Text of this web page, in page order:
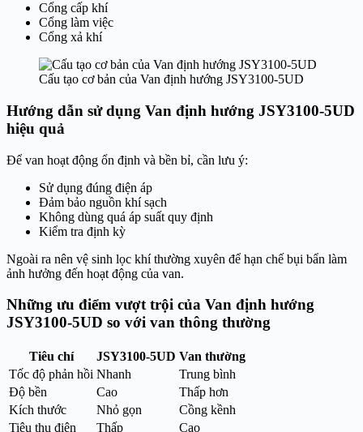
Cổng cấp khí
Cổng làm việc
Cổng xả khí
Cấu tạo cơ bản của Van định hướng JSY3100-5UD
Hướng dẫn sử dụng Van định hướng JSY3100-5UD
hiệu quả
Để van hoạt động ổn định và bền bỉ, cần lưu ý:
Sử dụng đúng điện áp
Đảm bảo nguồn khí sạch
Không dùng quá áp suất quy định
Kiểm tra định kỳ
Ngoài ra nên vệ sinh lọc khí thường xuyên để hạn chế bụi bẩn làm
ảnh hưởng đến hoạt động của van.
Những ưu điểm vượt trội của Van định hướng
JSY3100-5UD so với van thông thường
Tiêu chí JSY3100-5UD Van thường
Tốc độ phản hồi Nhanh
Trung bình
Độ bền
Cao
Thấp hơn
Kích thước
Nhỏ gọn
Cồng kềnh
Tiêu thụ điện
Thấp
Cao